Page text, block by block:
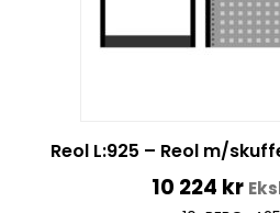
Reol L:925 – Reol m/
10 224 kr